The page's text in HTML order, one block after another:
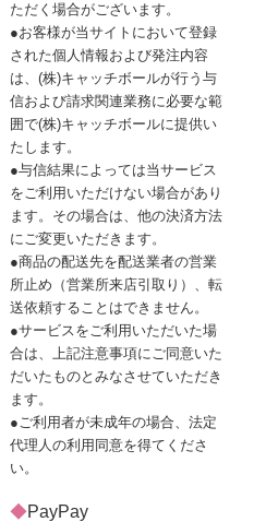
ただく場合がございます。
●お客様が当サイトにおいて登録
された個人情報および発注内容
は、(株)キャッチボールが行う与
信および請求関連業務に必要な範
囲で(株)キャッチボールに提供い
たします。
●与信結果によっては当サービス
をご利用いただけない場合があり
ます。その場合は、他の決済方法
にご変更いただきます。
●商品の配送先を配送業者の営業
所止め（営業所来店引取り）、転
送依頼することはできません。
●サービスをご利用いただいた場
合は、上記注意事項にご同意いた
だいたものとみなさせていただき
ます。
●ご利用者が未成年の場合、法定
代理人の利用同意を得てくださ
い。
◆PayPay